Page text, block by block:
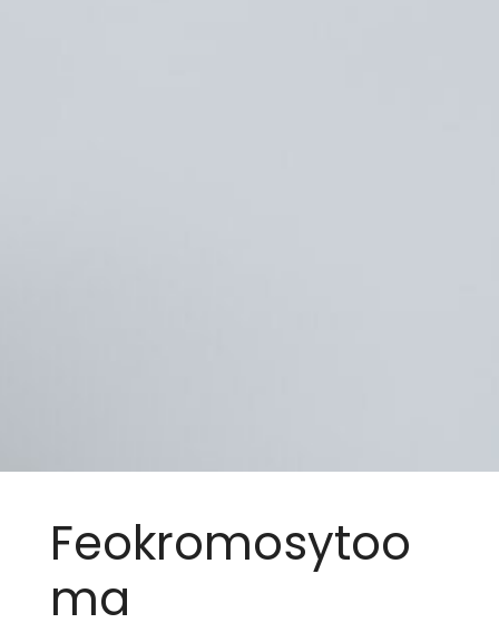
Feokromosytoo
ma